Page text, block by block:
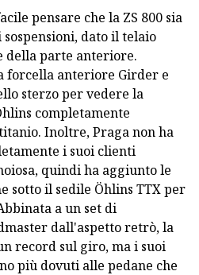
pensare che la ZS 800 sia
dato il telaio
della parte anteriore.
forcella anteriore Girder e
sterzo per vedere la
completamente
Inoltre, Praga non ha
i suoi clienti
quindi ha aggiunto le
sotto il sedile Öhlins TTX per
a un set di
dall'aspetto retrò, la
record sul giro, ma i suoi
più dovuti alle pedane che